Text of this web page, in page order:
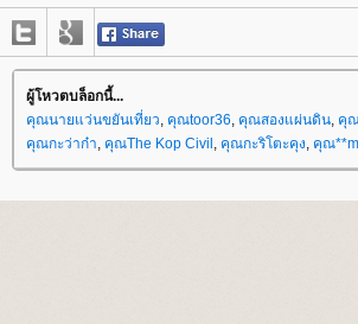
ผู้โหวตบล็อกนี้...
คุณนายแว่นขยันเที่ยว, คุณtoor36, คุณสองแผ่นดิน, คุ
คุณกะว่าก๋า, คุณThe Kop Civil , คุณกะริโตะคุง, คุณ